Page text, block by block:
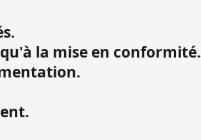
la mise en conformité.